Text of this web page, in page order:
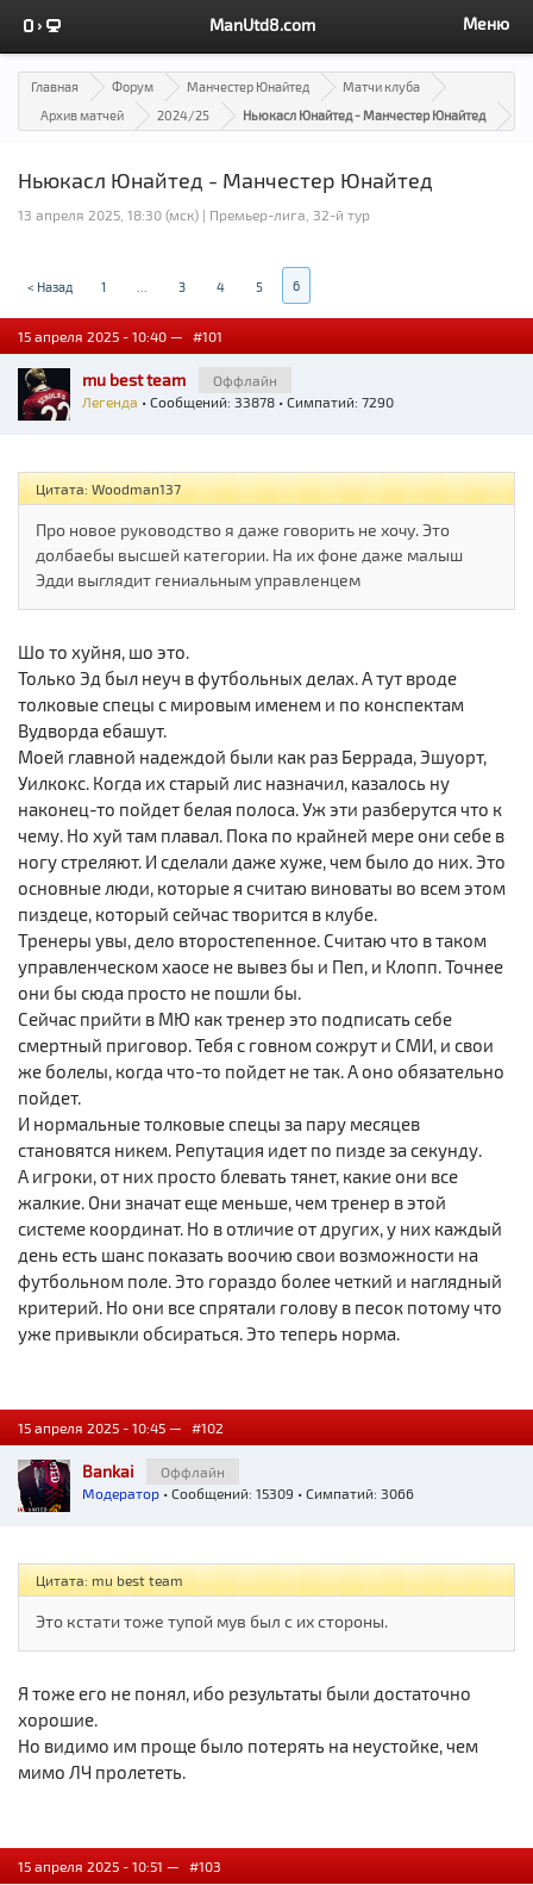
ManUtd8.com Меню
Главная Форум Манчестер Юнайтед
Матчи клуба
Архив матчей
2024/25 Ньюкасл Юнайтед - Манчестер Юнайтед
Ньюкасл Юнайтед - Манчестер Юнайтед
13 апреля 2025, 18:30 (мск) | Премьер-лига, 32-й тур
< Назад 1 3 4 5 6
15 апреля 2025 - 10:40 — #101
mu best team
Оффлайн
Легенда • Сообщений: 33878 • Симпатий: 7290
Цитата: Woodman137
Про новое руководство я даже говорить не хочу. Это
долбаебы высшей категории. На их фоне даже малыш
Эдди выглядит гениальным управленцем
Шо то хуйня, шо это.
Только Эд был неуч в футбольных делах. А тут вроде
толковые спецы с мировым именем и по конспектам
Вудворда ебашут.
Моей главной надеждой были как раз Беррада, Эшуорт,
Уилкокс. Когда их старый лис назначил, казалось ну
наконец-то пойдет белая полоса. Уж эти разберутся что к
чему. Но хуй там плавал. Пока по крайней мере они себе в
ногу стреляют. И сделали даже хуже, чем было до них. Это
основные люди, которые я считаю виноваты во всем этом
пиздеце, который сейчас творится в клубе.
Тренеры увы, дело второстепенное. Считаю что в таком
управленческом хаосе не вывез бы и Пеп, и Клопп. Точнее
они бы сюда просто не пошли бы.
Сейчас прийти в МЮ как тренер это подписать себе
смертный приговор. Тебя с говном сожрут и СМИ, и свои
же болелы, когда что-то пойдет не так. А оно обязательно
пойдет.
И нормальные толковые спецы за пару месяцев
становятся никем. Репутация идет по пизде за секунду.
А игроки, от них просто блевать тянет, какие они все
жалкие. Они значат еще меньше, чем тренер в этой
системе координат. Но в отличие от других, у них каждый
день есть шанс показать воочию свои возможности на
футбольном поле. Это гораздо более четкий и наглядный
критерий. Но они все спрятали голову в песок потому что
уже привыкли обсираться. Это теперь норма.
15 апреля 2025 - 10:45 — #102
Bankai
Оффлайн
Модератор • Сообщений: 15309 • Симпатий: 3066
Цитата: mu best team
Это кстати тоже тупой мув был с их стороны.
Я тоже его не понял, ибо результаты были достаточно
хорошие.
Но видимо им проще было потерять на неустойке, чем
мимо ЛЧ пролететь.
15 апреля 2025 - 10:51 — #103